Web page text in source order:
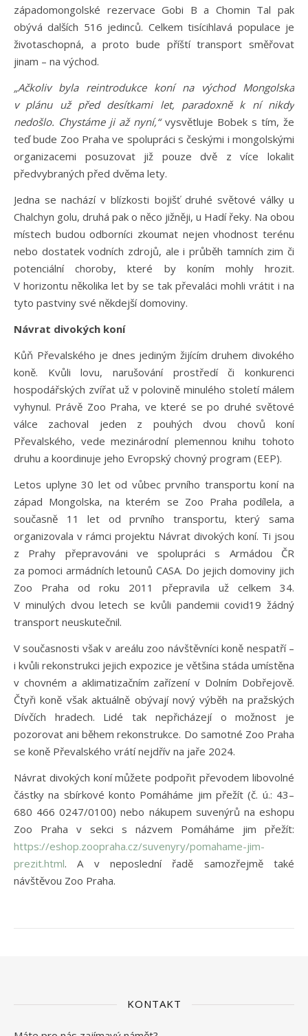
západomongolské rezervace Gobi B a Chomin Tal pak
obývá dalších 516 jedinců. Celkem tisícihlavá populace je
životaschopná, a proto bude příští transport směřovat
jinam – na východ.
„Ačkoliv byla reintrodukce koní na východ Mongolska
v plánu už před desítkami let, paradoxně k ní nikdy
nedošlo. Chystáme ji až nyní,“vysvětluje Bobek s tím, že
teď bude Zoo Praha ve spolupráci s českými i mongolskými
organizacemi posuzovat již pouze dvě z více lokalit
předvybraných před dvěma lety.
Jedna se nachází v blízkosti bojišť druhé světové války u
Chalchyn golu, druhá pak o něco jižněji, u Hadí řeky. Na obou
místech budou odborníci zkoumat nejen vhodnost terénu
nebo dostatek vodních zdrojů, ale i průběh tamních zim či
potenciální choroby, které by koním mohly hrozit.
V horizontu několika let by se tak převaláci mohli vrátit i na
tyto pastviny své někdejší domoviny.
Návrat divokých koní
Kůň Převalského je dnes jediným žijícím druhem divokého
koně. Kvůli lovu, narušování prostředí či konkurenci
hospodářských zvířat už v polovině minulého století málem
vyhynul. Právě Zoo Praha, ve které se po druhé světové
válce zachoval jeden z pouhých dvou chovů koní
Převalského, vede mezinárodní plemennou knihu tohoto
druhu a koordinuje jeho Evropský chovný program (EEP).
Letos uplyne 30 let od vůbec prvního transportu koní na
západ Mongolska, na kterém se Zoo Praha podílela, a
současně 11 let od prvního transportu, který sama
organizovala v rámci projektu Návrat divokých koní. Ti jsou
z Prahy přepravováni ve spolupráci s Armádou ČR
za pomoci armádních letounů CASA. Do jejich domoviny jich
Zoo Praha od roku 2011 přepravila už celkem 34.
V minulých dvou letech se kvůli pandemii covid19 žádný
transport neuskutečnil.
V současnosti však v areálu zoo návštěvníci koně nespatří –
i kvůli rekonstrukci jejich expozice je většina stáda umístěna
v chovném a aklimatizačním zařízení v Dolním Dobřejově.
Čtyři koně však aktuálně obývají nový výběh na pražských
Dívčích hradech. Lidé tak nepřicházejí o možnost je
pozorovat ani během rekonstrukce. Do samotné Zoo Praha
se koně Převalského vrátí nejdřív na jaře 2024.
Návrat divokých koní můžete podpořit převodem libovolné
částky na sbírkové konto Pomáháme jim přežít (č. ú.: 43–
680 466 0247/0100) nebo nákupem suvenýrů na eshopu
Zoo Praha v sekci s názvem Pomáháme jim přežít:
https://eshop.zoopraha.cz/suvenyry/pomahame-jim-
prezit.html. A v neposlední řadě samozřejmě také
návštěvou Zoo Praha.
KONTAKT